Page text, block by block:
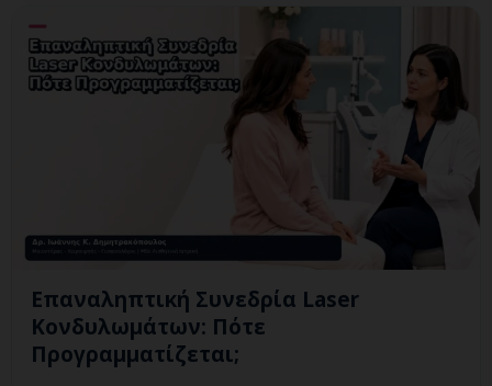
Επαναληπτική Συνεδρία Laser
Κονδυλωμάτων: Πότε
Προγραμματίζεται;